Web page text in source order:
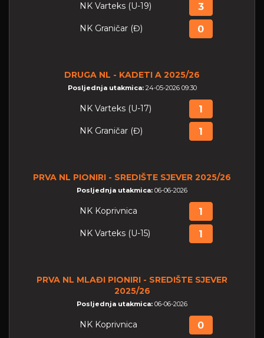
NK Varteks (U-19) 3
NK Graničar (Đ) 0
DRUGA NL - KADETI A 2025/26
Posljednja utakmica: 24-05-2026 09:30
NK Varteks (U-17) 1
NK Graničar (Đ) 1
PRVA NL PIONIRI - SREDIŠTE SJEVER 2025/26
Posljednja utakmica: 06-06-2026
NK Koprivnica 1
NK Varteks (U-15) 1
PRVA NL MLAĐI PIONIRI - SREDIŠTE SJEVER
2025/26
Posljednja utakmica: 06-06-2026
NK Koprivnica 0